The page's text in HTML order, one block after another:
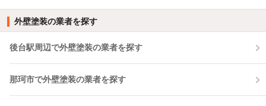
外壁塗装の業者を探す
後台駅周辺で外壁塗装の業者を探す
那珂市で外壁塗装の業者を探す